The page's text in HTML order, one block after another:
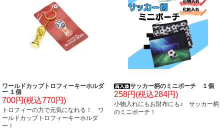
ワールドカップトロフィーキーホルダ
ー １個
700円(税込770円)
トロフィーの力で元気になれる！ ワ
ールドカップトロフィーキーホルダ
ー！
サッカー柄のミニポーチ １個
258円(税込284円)
小物入れにもお財布にも♪ サッカー柄
のミニポーチ！